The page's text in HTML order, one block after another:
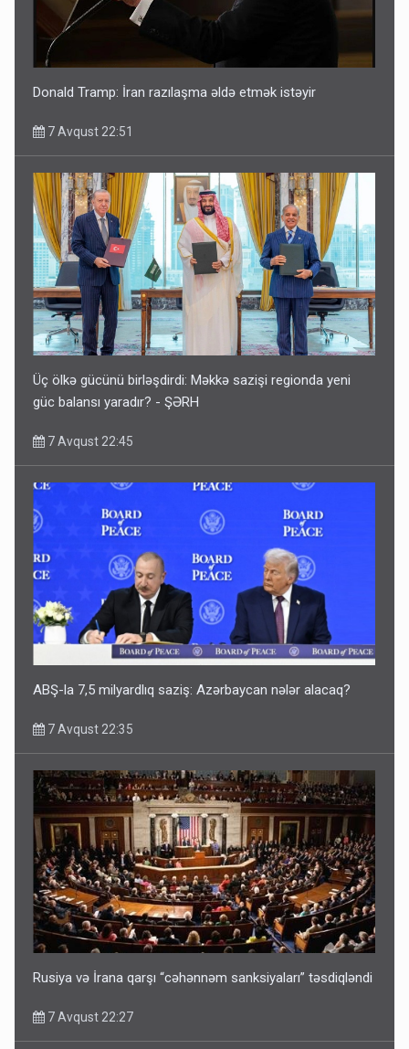
Donald Tramp: İran razılaşma əldə etmək istəyir
7 Avqust 22:51
Üç ölkə gücünü birləşdirdi: Məkkə sazişi regionda yeni
güc balansı yaradır? - ŞƏRH
7 Avqust 22:45
ABŞ-la 7,5 milyardlıq saziş: Azərbaycan nələr alacaq?
7 Avqust 22:35
Rusiya və İrana qarşı “cəhənnəm sanksiyaları” təsdiqləndi
7 Avqust 22:27